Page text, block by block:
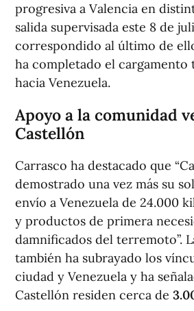
progresiva a Valencia en
salida supervisada este 8 de
correspondido al último de
ha completado el
hacia Venezuela.
Apoyo a la comunidad
Castellón
Carrasco ha destacado que
demostrado una vez más su
envío a Venezuela de 24.000
y productos de primera
damnificados del terremoto”.
también ha subrayado los
ciudad y Venezuela y ha
Castellón residen cerca de